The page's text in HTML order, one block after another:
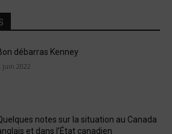
débarras Kenney
juin 2022
notes sur la situation au Canada
et dans l’État canadien